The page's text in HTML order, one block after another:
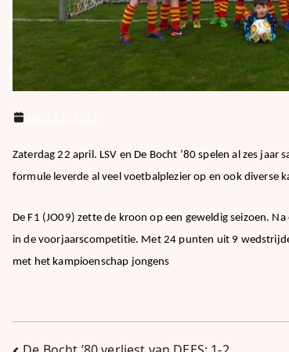
Zaterdag 22 april. LSV en De Bocht ’80 spelen al zes
formule leverde al veel voetbalplezier op en ook diverse
De F1 (JO09) zette de kroon op een geweldig seizoen.
in de voorjaarscompetitie. Met 24 punten uit 9
met het kampioenschap jongens